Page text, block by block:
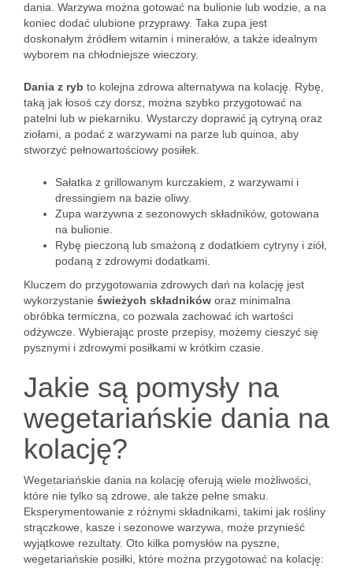
dania. Warzywa można gotować na bulionie lub wodzie, a na
koniec dodać ulubione przyprawy. Taka zupa jest
doskonałym źródłem witamin i minerałów, a także idealnym
wyborem na chłodniejsze wieczory.
Dania z ryb to kolejna zdrowa alternatywa na kolację. Rybę,
taką jak łosoś czy dorsz, można szybko przygotować na
patelni lub w piekarniku. Wystarczy doprawić ją cytryną oraz
ziołami, a podać z warzywami na parze lub quinoa, aby
stworzyć pełnowartościowy posiłek.
Sałatka z grillowanym kurczakiem, z warzywami i
dressingiem na bazie oliwy.
Zupa warzywna z sezonowych składników, gotowana
na bulionie.
Rybę pieczoną lub smażoną z dodatkiem cytryny i ziół,
podaną z zdrowymi dodatkami.
Kluczem do przygotowania zdrowych dań na kolację jest
wykorzystanie świeżych składników oraz minimalna
obróbka termiczna, co pozwala zachować ich wartości
odżywcze. Wybierając proste przepisy, możemy cieszyć się
pysznymi i zdrowymi posiłkami w krótkim czasie.
Jakie są pomysły na
wegetariańskie dania na
kolację?
Wegetariańskie dania na kolację oferują wiele możliwości,
które nie tylko są zdrowe, ale także pełne smaku.
Eksperymentowanie z różnymi składnikami, takimi jak rośliny
strączkowe, kasze i sezonowe warzywa, może przynieść
wyjątkowe rezultaty. Oto kilka pomysłów na pyszne,
wegetariańskie posiłki, które można przygotować na kolację: